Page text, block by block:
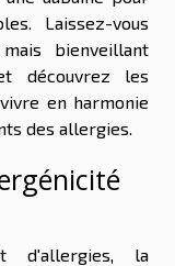
Laissez-vous
bienveillant
découvrez les
en harmonie
des allergies.
d'allergies, la